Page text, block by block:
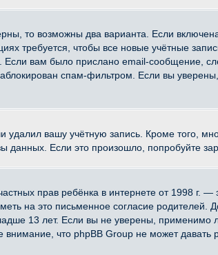
то возможны два варианта. Если
требуется, чтобы все новые учётные
вам было прислано email-сообщение,
спам-фильтром. Если вы
удалил вашу учётную запись. Кроме того,
Если это произошло, попробуйте
прав ребёнка в интернете от 1998 г.
на это письменное согласие родителей.
13 лет. Если вы не уверены, применимо
что phpBB Group не может